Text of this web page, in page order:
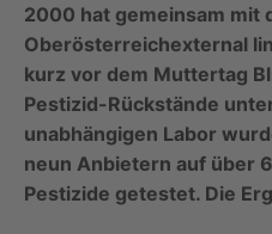
2000 hat gemeinsam mit
Oberösterreichexternal
kurz vor dem Muttertag
Pestizid-Rückstände
unabhängigen Labor
neun Anbietern auf über
Pestizide getestet. Die